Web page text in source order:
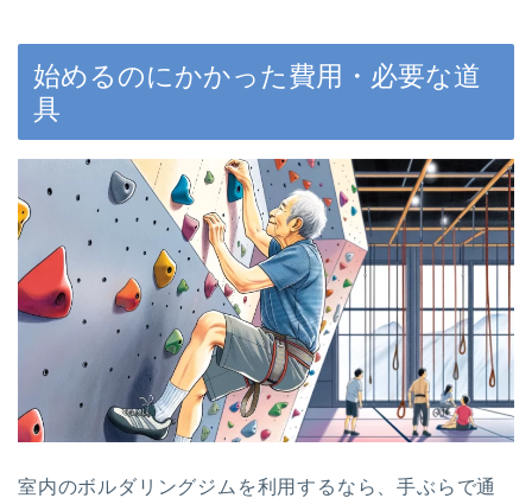
始めるのにかかった費用・必要な道
具
室内のボルダリングジムを利用するなら、手ぶらで通